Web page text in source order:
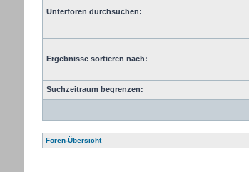
Unterforen durchsuchen:
Ergebnisse sortieren nach:
Suchzeitraum begrenzen:
Foren-Übersicht